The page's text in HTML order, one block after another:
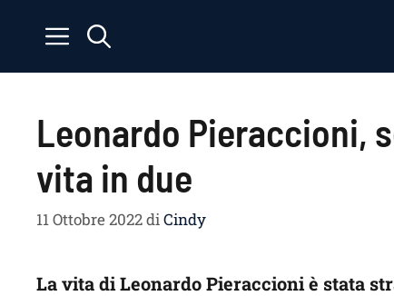
contenuto
Leonardo Pieraccioni,
vita in due
11 Ottobre 2022di Cindy
La vita di Leonardo Pieraccioni è stata